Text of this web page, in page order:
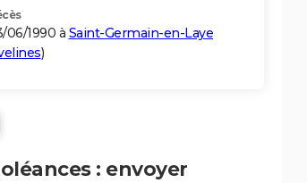
06/1990 à Saint-Germain-en-Laye
)
: envoyer